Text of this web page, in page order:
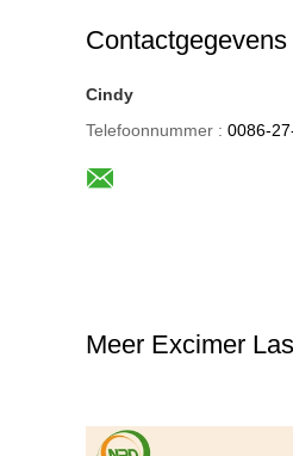
Contactgegevens
Cindy
Telefoonnummer : 0086-
Meer Excimer